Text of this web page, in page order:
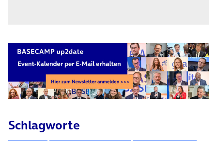
Schlagworte